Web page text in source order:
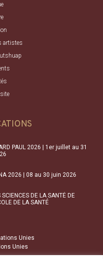
artistes
PAUL 2026 | 1er juillet au 31
2026 | 08 au 30 juin 2026
DE LA SANTÉ DE
DE LA SANTÉ
Unies
Unies